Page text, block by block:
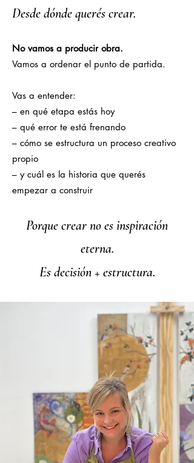
Desde dónde querés crear.
No vamos a producir obra.
Vamos a ordenar el punto de partida.
Vas a entender:
– en qué etapa estás hoy
– qué error te está frenando
– cómo se estructura un proceso creativo
propio
– y cuál es la historia que querés
empezar a construir
Porque crear no es inspiración
eterna.
Es decisión + estructura.